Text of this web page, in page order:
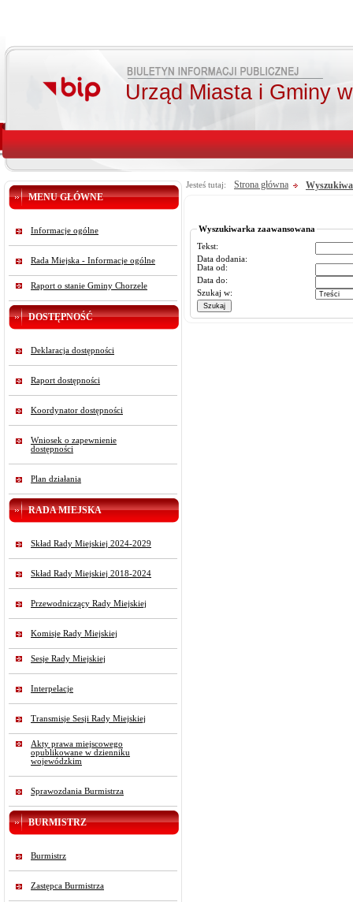
Urząd Miasta i Gminy
MENU GŁÓWNE
Informacje ogólne
Rada Miejska - Informacje ogólne
Raport o stanie Gminy Chorzele
DOSTĘPNOŚĆ
Deklaracja dostępności
Raport dostępności
Koordynator dostępności
Wniosek o zapewnienie
dostępności
Plan działania
RADA MIEJSKA
Skład Rady Miejskiej 2024-2029
Skład Rady Miejskiej 2018-2024
Przewodniczący Rady Miejskiej
Komisje Rady Miejskiej
Sesje Rady Miejskiej
Interpelacje
Transmisje Sesji Rady Miejskiej
Akty prawa miejscowego
opublikowane w dzienniku
wojewódzkim
Sprawozdania Burmistrza
BURMISTRZ
Burmistrz
Zastępca Burmistrza
Jesteś tutaj: Strona główna
Wyszukiwarka zaawansowana
Tekst:
Data dodania:
Data od:
Data do:
Szukaj w: